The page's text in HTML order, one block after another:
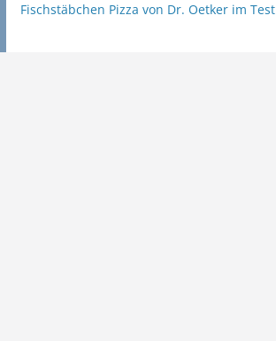
Fischstäbchen Pizza von Dr. Oetker im Test